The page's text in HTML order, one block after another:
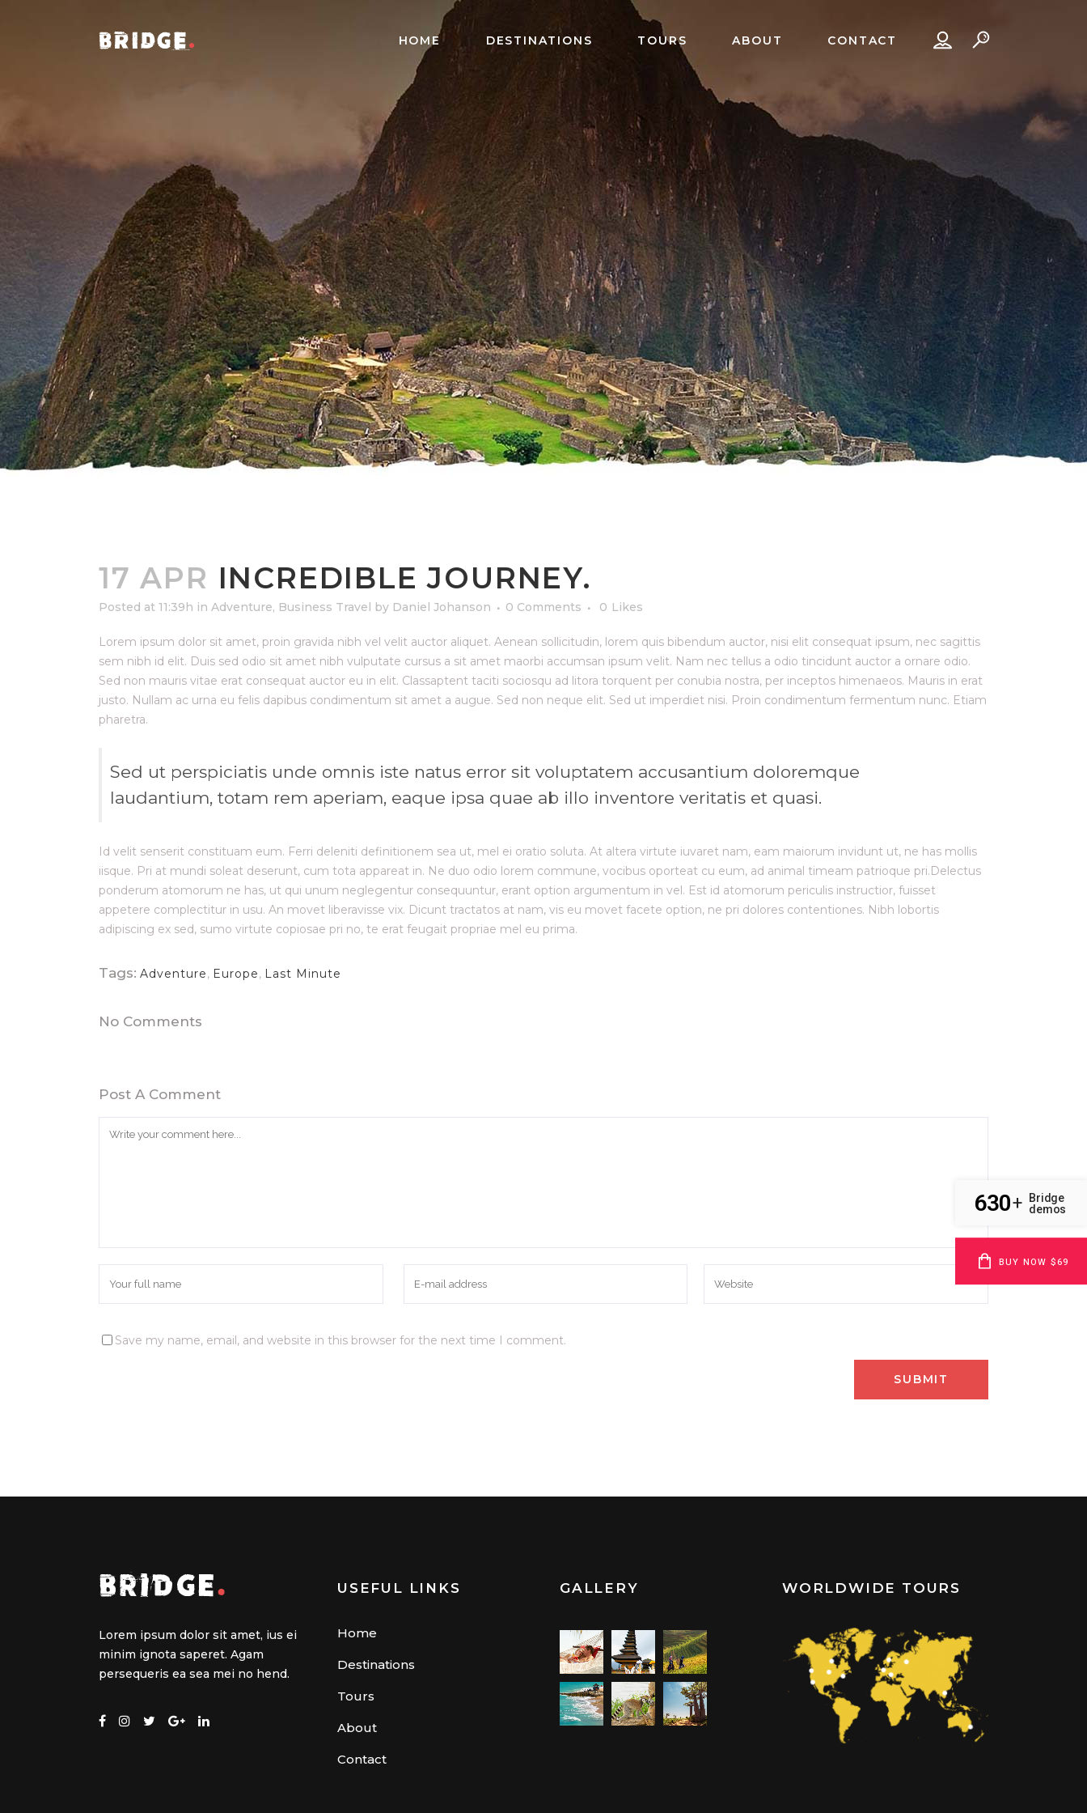
HOME DESTINATIONS TOURS ABOUT CONTACT
17 APR INCREDIBLE JOURNEY.
Posted at 11:39h in Adventure, Business Travel by Daniel Johanson 0 Comments 0 Likes
Lorem ipsum dolor sit amet, proin gravida nibh vel velit auctor aliquet. Aenean sollicitudin, lorem quis bibendum auctor, nisi elit consequat ipsum, nec sagittis
sem nibh id elit. Duis sed odio sit amet nibh vulputate cursus a sit amet maorbi accumsan ipsum velit. Nam nec tellus a odio tincidunt auctor a ornare odio.
Sed non mauris vitae erat consequat auctor eu in elit. Classaptent taciti sociosqu ad litora torquent per conubia nostra, per inceptos himenaeos. Mauris in erat
justo. Nullam ac urna eu felis dapibus condimentum sit amet a augue. Sed non neque elit. Sed ut imperdiet nisi. Proin condimentum fermentum nunc. Etiam
pharetra.
Sed ut perspiciatis unde omnis iste natus error sit voluptatem accusantium doloremque
laudantium, totam rem aperiam, eaque ipsa quae ab illo inventore veritatis et quasi.
Id velit senserit constituam eum. Ferri deleniti definitionem sea ut, mel ei oratio soluta. At altera virtute iuvaret nam, eam maiorum invidunt ut, ne has mollis
iisque. Pri at mundi soleat deserunt, cum tota appareat in. Ne duo odio lorem commune, vocibus oporteat cu eum, ad animal timeam patrioque pri.Delectus
ponderum atomorum ne has, ut qui unum neglegentur consequuntur, erant option argumentum in vel. Est id atomorum periculis instructior, fuisset
appetere complectitur in usu. An movet liberavisse vix. Dicunt tractatos at nam, vis eu movet facete option, ne pri dolores contentiones. Nibh lobortis
adipiscing ex sed, sumo virtute copiosae pri no, te erat feugait propriae mel eu prima.
Tags: Adventure, Europe, Last Minute
No Comments
Post A Comment
Save my name, email, and website in this browser for the next time I comment.
Lorem ipsum dolor sit amet, ius ei
minim ignota saperet. Agam
persequeris ea sea mei no hend.
USEFUL LINKS
Home
Destinations
Tours
About
Contact
GALLERY WORLDWIDE TOURS
630+
Bridge
demos
BUY NOW $69